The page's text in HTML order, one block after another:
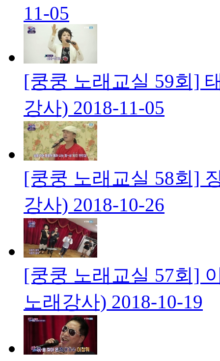
11-05
[쿵쿵 노래교실 59회]
강사) 2018-11-05
[쿵쿵 노래교실 58회]
강사) 2018-10-26
[쿵쿵 노래교실 57회]
노래강사) 2018-10-19